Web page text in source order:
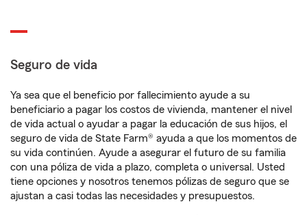
Seguro de vida
Ya sea que el beneficio por fallecimiento ayude a su
beneficiario a pagar los costos de vivienda, mantener el nivel
de vida actual o ayudar a pagar la educación de sus hijos, el
seguro de vida de State Farm® ayuda a que los momentos de
su vida continúen. Ayude a asegurar el futuro de su familia
con una póliza de vida a plazo, completa o universal. Usted
tiene opciones y nosotros tenemos pólizas de seguro que se
ajustan a casi todas las necesidades y presupuestos.